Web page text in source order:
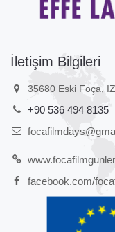
İletişim Bilgileri
35680 Eski Foça,
+90 536 494 8135
facebook.com/